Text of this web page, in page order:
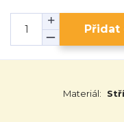
Přidat
Materiál: